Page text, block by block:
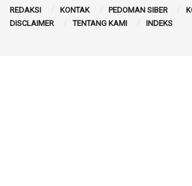
REDAKSI KONTAK PEDOMAN SIBER
DISCLAIMER
TENTANG KAMI INDEKS